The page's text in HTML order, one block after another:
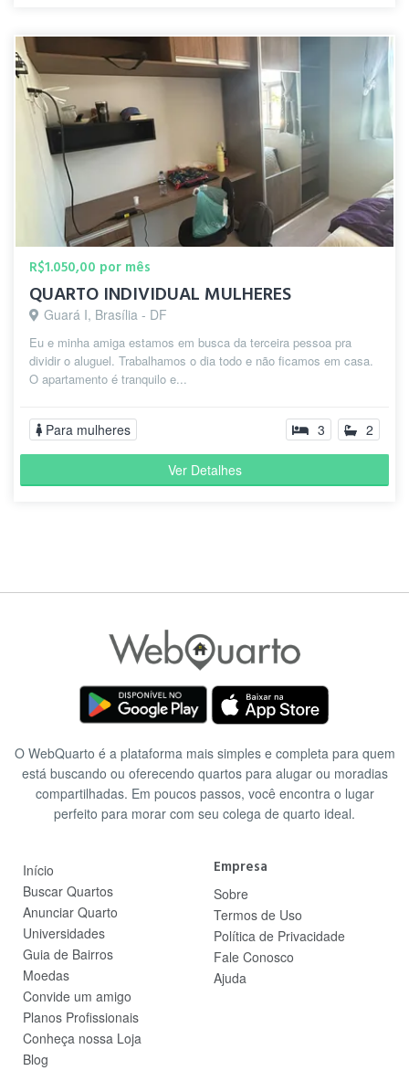
R$1.050,00 por mês
QUARTO INDIVIDUAL MULHERES
Guará I, Brasília - DF
Eu e minha amiga estamos em busca da terceira pessoa pra
dividir o aluguel. Trabalhamos o dia todo e não ficamos em casa.
O apartamento é tranquilo e...
Para mulheres 3 2
Ver Detalhes
O WebQuarto é a plataforma mais simples e completa para quem
está buscando ou oferecendo quartos para alugar ou moradias
compartilhadas. Em poucos passos, você encontra o lugar
perfeito para morar com seu colega de quarto ideal.
Início
Buscar Quartos
Anunciar Quarto
Universidades
Guia de Bairros
Moedas
Convide um amigo
Planos Profissionais
Conheça nossa Loja
Blog
Empresa
Sobre
Termos de Uso
Política de Privacidade
Fale Conosco
Ajuda